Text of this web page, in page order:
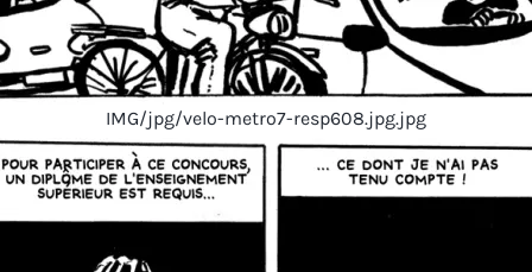
IMG/jpg/velo-metro7-resp608.jpg.jpg